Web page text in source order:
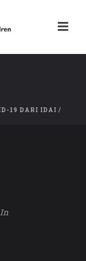
19 DARI IDAI /
In